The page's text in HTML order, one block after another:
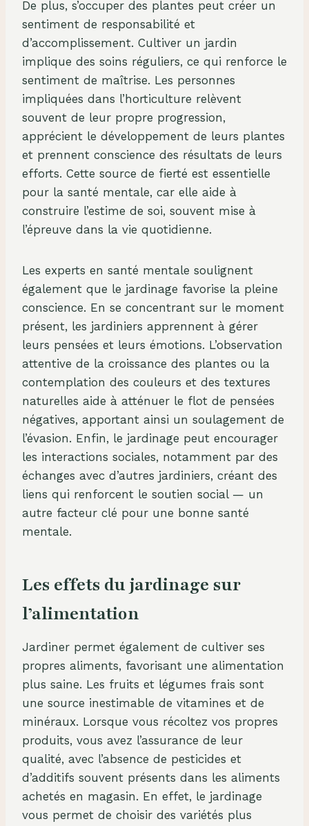
De plus, s’occuper des plantes peut créer un
sentiment de responsabilité et
d’accomplissement. Cultiver un jardin
implique des soins réguliers, ce qui renforce le
sentiment de maîtrise. Les personnes
impliquées dans l’horticulture relèvent
souvent de leur propre progression,
apprécient le développement de leurs plantes
et prennent conscience des résultats de leurs
efforts. Cette source de fierté est essentielle
pour la santé mentale, car elle aide à
construire l’estime de soi, souvent mise à
l’épreuve dans la vie quotidienne.
Les experts en santé mentale soulignent
également que le jardinage favorise la pleine
conscience. En se concentrant sur le moment
présent, les jardiniers apprennent à gérer
leurs pensées et leurs émotions. L’observation
attentive de la croissance des plantes ou la
contemplation des couleurs et des textures
naturelles aide à atténuer le flot de pensées
négatives, apportant ainsi un soulagement de
l’évasion. Enfin, le jardinage peut encourager
les interactions sociales, notamment par des
échanges avec d’autres jardiniers, créant des
liens qui renforcent le soutien social — un
autre facteur clé pour une bonne santé
mentale.
Les effets du jardinage sur
l’alimentation
Jardiner permet également de cultiver ses
propres aliments, favorisant une alimentation
plus saine. Les fruits et légumes frais sont
une source inestimable de vitamines et de
minéraux. Lorsque vous récoltez vos propres
produits, vous avez l’assurance de leur
qualité, avec l’absence de pesticides et
d’additifs souvent présents dans les aliments
achetés en magasin. En effet, le jardinage
vous permet de choisir des variétés plus